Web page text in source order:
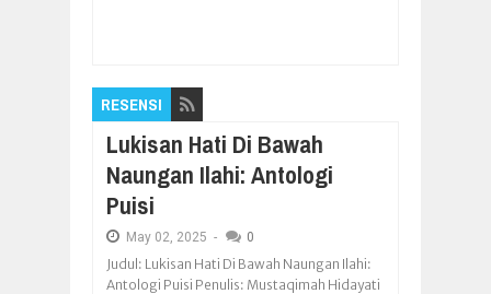
RESENSI
Lukisan Hati Di Bawah
Naungan Ilahi: Antologi
Puisi
May 02, 2025 - 0
Judul: Lukisan Hati Di Bawah Naungan Ilahi:
Antologi Puisi Penulis: Mustaqimah Hidayati